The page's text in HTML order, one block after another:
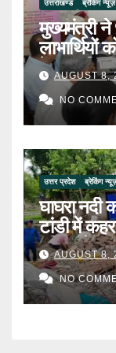
उत्तराखण्ड ब्रेकिंग न्यूज़
मुख्यमंत्री
पेंशन राशि
AUGUST 8,
NO
उत्तर प्रदेश ब्रेकिंग
घाघरा नदी
टांडी में
परिवार बेघर
AUGUST 8,
NO